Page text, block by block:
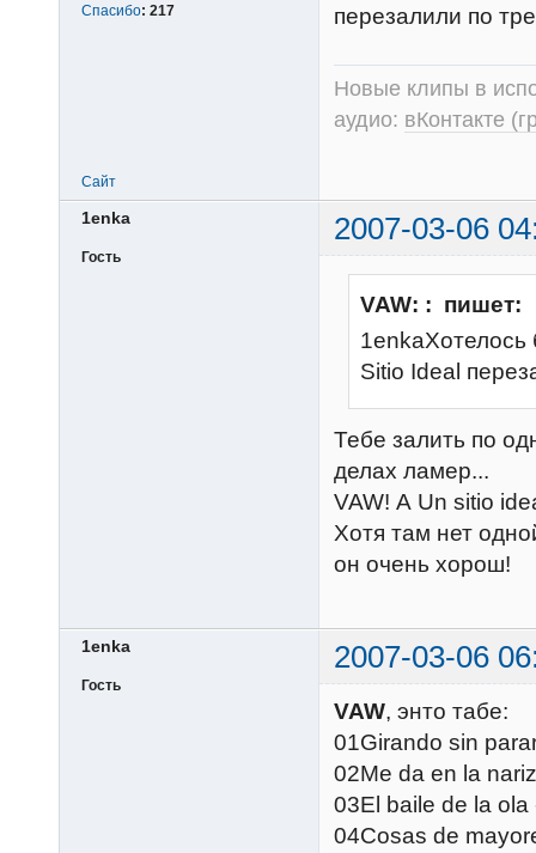
Спасибо: 217
перезалили по
Новые клипы в
аудио: вКонтакте
Сайт
1enka 2007-03-06
Гость
VAW: : пишет:
Sitio Ideal
Тебе залить по
делах ламер...
VAW! А Un sitio
Хотя там нет
он очень хорош!
1enka 2007-03-06
Гость
VAW, энто табе:
01Girando sin
02Me da en la
03El baile de la
04Cosas de